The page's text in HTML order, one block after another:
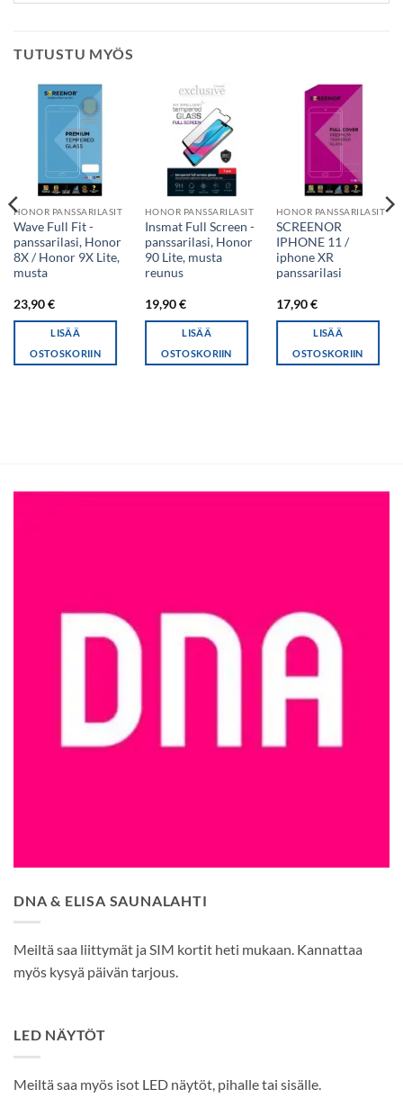
TUTUSTU MYÖS
HONOR PANSSARILASIT
Wave Full Fit -
panssarilasi, Honor
8X / Honor 9X Lite,
musta
23,90€
LISÄÄ
OSTOSKORIIN
HONOR PANSSARILASIT
Insmat Full Screen -
panssarilasi, Honor
90 Lite, musta
reunus
19,90€
LISÄÄ
OSTOSKORIIN
HONOR PANSSARILASIT
SCREENOR
IPHONE 11 /
iphone XR
panssarilasi
17,90€
LISÄÄ
OSTOSKORIIN
DNA & ELISA SAUNALAHTI
Meiltä saa liittymät ja SIM kortit heti mukaan. Kannattaa
myös kysyä päivän tarjous.
LED NÄYTÖT
Meiltä saa myös isot LED näytöt, pihalle tai sisälle.